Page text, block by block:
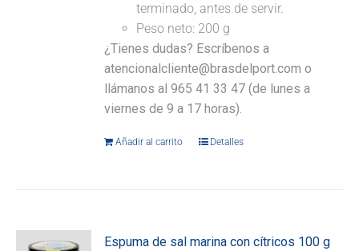
terminado, antes de servir.
Peso neto: 200 g
¿Tienes dudas? Escríbenos a
atencionalcliente@brasdelport.com o
llámanos al 965 41 33 47 (de lunes a
viernes de 9 a 17 horas).
Añadir al carrito Detalles
Espuma de sal marina con cítricos 100 g